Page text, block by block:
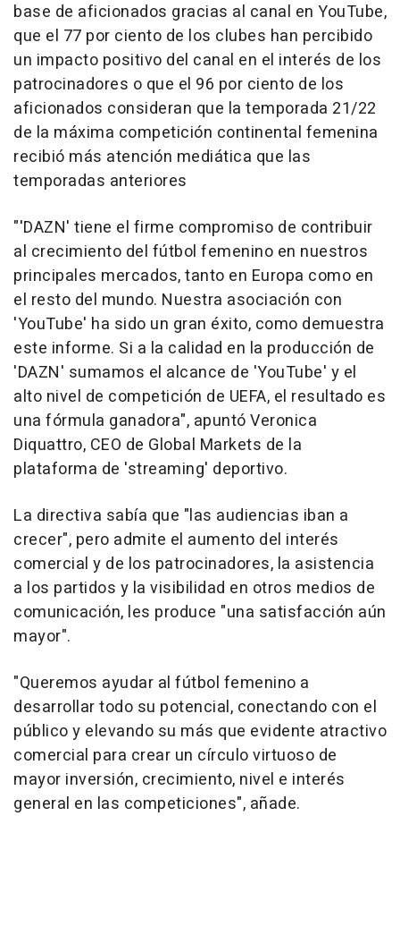
base de aficionados gracias al canal en YouTube,
que el 77 por ciento de los clubes han percibido
un impacto positivo del canal en el interés de los
patrocinadores o que el 96 por ciento de los
aficionados consideran que la temporada 21/22
de la máxima competición continental femenina
recibió más atención mediática que las
temporadas anteriores
"'DAZN' tiene el firme compromiso de contribuir
al crecimiento del fútbol femenino en nuestros
principales mercados, tanto en Europa como en
el resto del mundo. Nuestra asociación con
'YouTube' ha sido un gran éxito, como demuestra
este informe. Si a la calidad en la producción de
'DAZN' sumamos el alcance de 'YouTube' y el
alto nivel de competición de UEFA, el resultado es
una fórmula ganadora", apuntó Veronica
Diquattro, CEO de Global Markets de la
plataforma de 'streaming' deportivo.
La directiva sabía que "las audiencias iban a
crecer", pero admite el aumento del interés
comercial y de los patrocinadores, la asistencia
a los partidos y la visibilidad en otros medios de
comunicación, les produce "una satisfacción aún
mayor".
"Queremos ayudar al fútbol femenino a
desarrollar todo su potencial, conectando con el
público y elevando su más que evidente atractivo
comercial para crear un círculo virtuoso de
mayor inversión, crecimiento, nivel e interés
general en las competiciones", añade.